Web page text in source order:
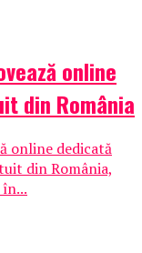
online
din România
online dedicată
din România,